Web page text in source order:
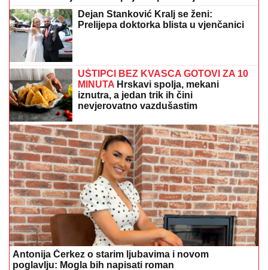
Dejan Stanković Kralj se ženi:
Prelijepa doktorka blista u vjenčanici
UŠTIPCI BEZ KVASCA GOTOVI ZA 10
MINUTA Hrskavi spolja, mekani
iznutra, a jedan trik ih čini
nevjerovatno vazdušastim
Antonija Čerkez o starim ljubavima i novom
poglavlju: Mogla bih napisati roman